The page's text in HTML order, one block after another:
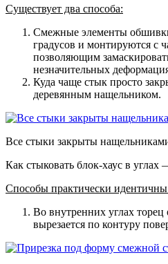
Существует два способа:
Смежные элементы
градусов и монтируются с
позволяющим
незначительных
Куда чаще стык просто
деревянным нащельником.
Все стыки закрыты
Как стыковать блок-хаус в
Способы практически
Во внутренних углах
вырезается по контуру